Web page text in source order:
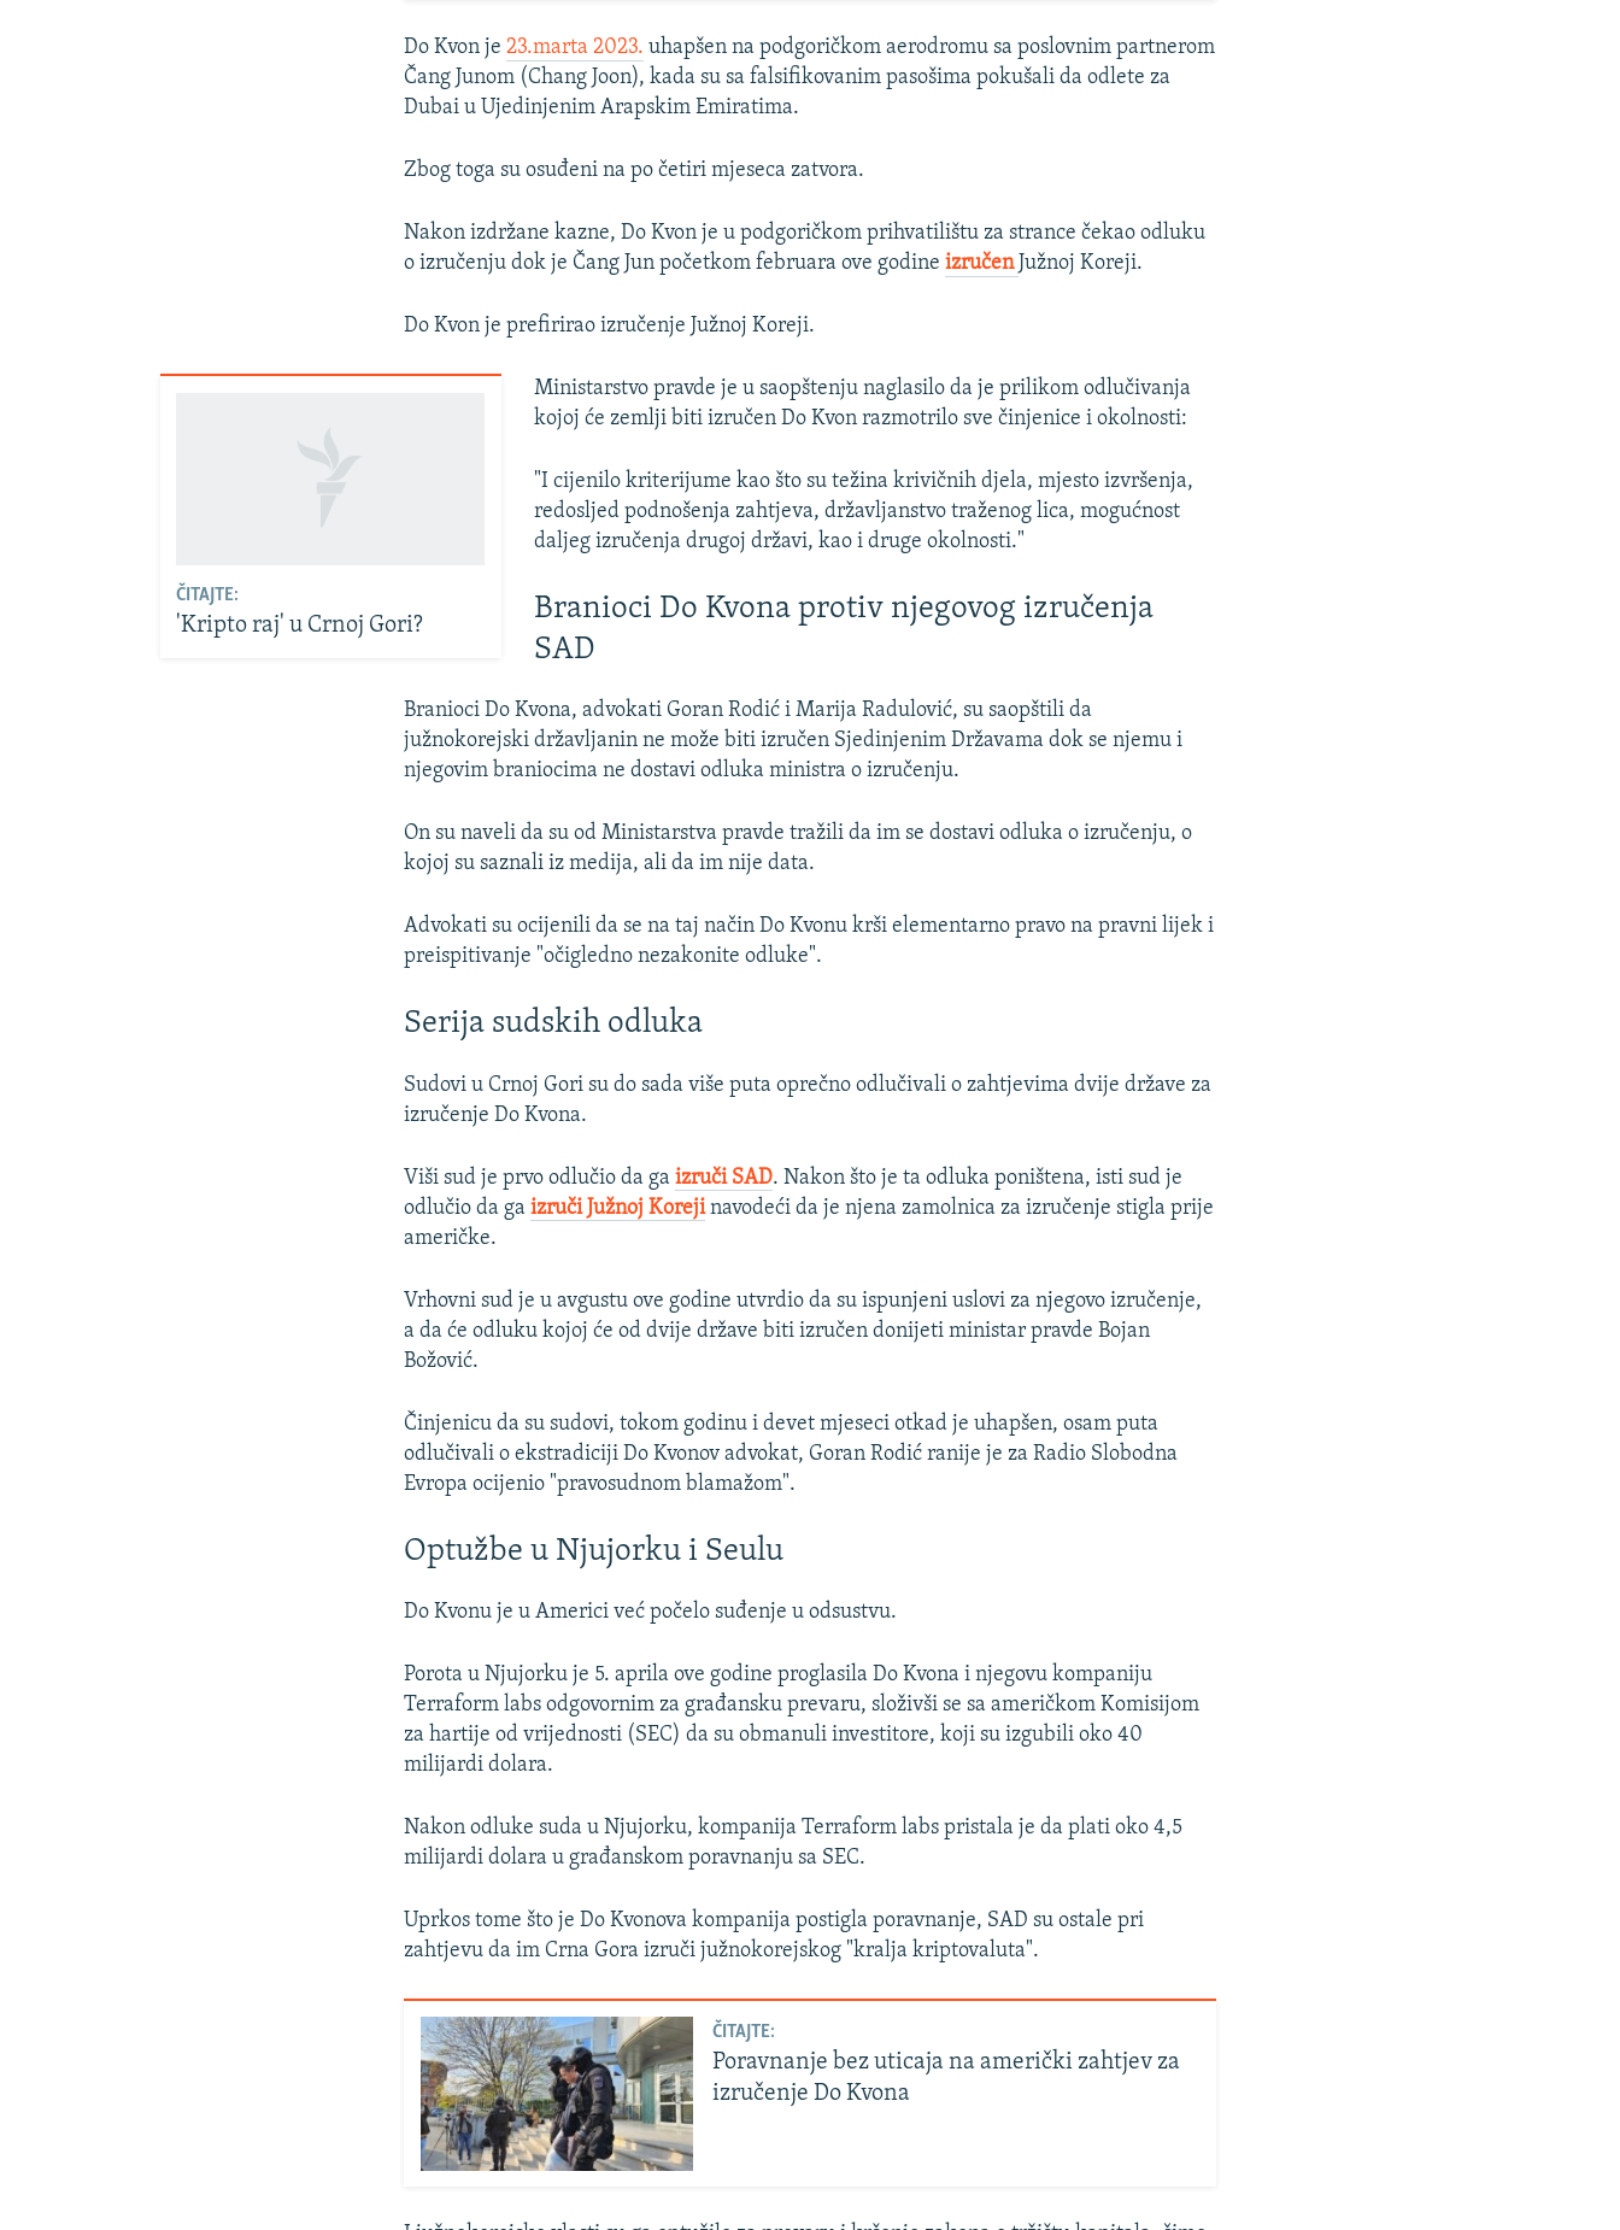
Do Kvon je23.marta 2023. uhapšen na podgoričkom aerodromu sa poslovnim partnerom
Čang Junom (Chang Joon), kada su sa falsifikovanim pasošima pokušali da odlete za
Dubai u Ujedinjenim Arapskim Emiratima.
Zbog toga su osuđeni na po četiri mjeseca zatvora.
Nakon izdržane kazne, Do Kvon je u podgoričkom prihvatilištu za strance čekao odluku
o izručenju dok je Čang Jun početkom februara ove godineizručen Južnoj Koreji.
Do Kvon je prefirirao izručenje Južnoj Koreji.
ČITAJTE:
'Kripto raj' u Crnoj Gori?
Ministarstvo pravde je u saopštenju naglasilo da je prilikom odlučivanja
kojoj će zemlji biti izručen Do Kvon razmotrilo sve činjenice i okolnosti:
"I cijenilo kriterijume kao što su težina krivičnih djela, mjesto izvršenja,
redosljed podnošenja zahtjeva, državljanstvo traženog lica, mogućnost
daljeg izručenja drugoj državi, kao i druge okolnosti."
Branioci Do Kvona protiv njegovog izručenja
SAD
Branioci Do Kvona, advokati Goran Rodić i Marija Radulović, su saopštili da
južnokorejski državljanin ne može biti izručen Sjedinjenim Državama dok se njemu i
njegovim braniocima ne dostavi odluka ministra o izručenju.
On su naveli da su od Ministarstva pravde tražili da im se dostavi odluka o izručenju, o
kojoj su saznali iz medija, ali da im nije data.
Advokati su ocijenili da se na taj način Do Kvonu krši elementarno pravo na pravni lijek i
preispitivanje "očigledno nezakonite odluke".
Serija sudskih odluka
Sudovi u Crnoj Gori su do sada više puta oprečno odlučivali o zahtjevima dvije države za
izručenje Do Kvona.
Viši sud je prvo odlučio da gaizruči SAD. Nakon što je ta odluka poništena, isti sud je
odlučio da gaizruči Južnoj Koreji navodeći da je njena zamolnica za izručenje stigla prije
američke.
Vrhovni sud je u avgustu ove godine utvrdio da su ispunjeni uslovi za njegovo izručenje,
a da će odluku kojoj će od dvije države biti izručen donijeti ministar pravde Bojan
Božović.
Činjenicu da su sudovi, tokom godinu i devet mjeseci otkad je uhapšen, osam puta
odlučivali o ekstradiciji Do Kvonov advokat, Goran Rodić ranije je za Radio Slobodna
Evropa ocijenio "pravosudnom blamažom".
Optužbe u Njujorku i Seulu
Do Kvonu je u Americi već počelo suđenje u odsustvu.
Porota u Njujorku je 5. aprila ove godine proglasila Do Kvona i njegovu kompaniju
Terraform labs odgovornim za građansku prevaru, složivši se sa američkom Komisijom
za hartije od vrijednosti (SEC) da su obmanuli investitore, koji su izgubili oko 40
milijardi dolara.
Nakon odluke suda u Njujorku, kompanija Terraform labs pristala je da plati oko 4,5
milijardi dolara u građanskom poravnanju sa SEC.
Uprkos tome što je Do Kvonova kompanija postigla poravnanje, SAD su ostale pri
zahtjevu da im Crna Gora izruči južnokorejskog "kralja kriptovaluta".
ČITAJTE:
Poravnanje bez uticaja na američki zahtjev za
izručenje Do Kvona